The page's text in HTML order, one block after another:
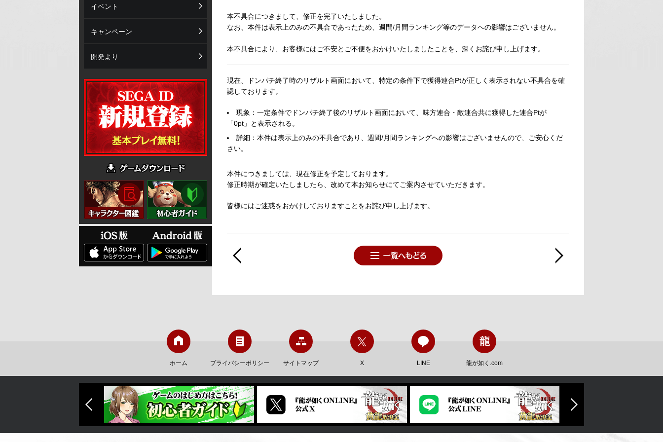
本不具合につきまして、修正を完了いたしました。
なお、本件は表示上のみの不具合であったため、週間/月間ランキング等のデータへの影響はございません。
本不具合により、お客様にはご不安とご不便をおかけいたしましたことを、深くお詫び申し上げます。
現在、ドンパチ終了時のリザルト画面において、特定の条件下で獲得連合Ptが正しく表示されない不具合を確
認しております。
現象：一定条件でドンパチ終了後のリザルト画面において、味方連合・敵連合共に獲得した連合Ptが
「0pt」と表示される。
詳細：本件は表示上のみの不具合であり、週間/月間ランキングへの影響はございませんので、ご安心くだ
さい。
本件につきましては、現在修正を予定しております。
修正時期が確定いたしましたら、改めて本お知らせにてご案内させていただきます。
皆様にはご迷惑をおかけしておりますことをお詫び申し上げます。
イベント
キャンペーン
開発より
ホーム プライバシーポリシー サイトマップ X LINE 龍が如く.com